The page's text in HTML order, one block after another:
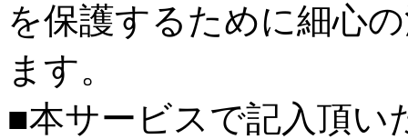
を保護するために細心
ます。
■本サービスで記入頂い